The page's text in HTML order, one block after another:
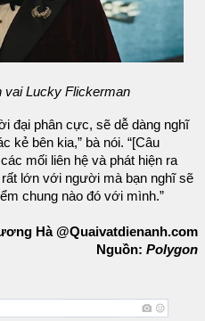
vai Lucky Flickerman
đại phân cực, sẽ dễ dàng nghĩ
kẻ bên kia,” bà nói. “[Câu
mối liên hệ và phát hiện ra
lớn với người mà bạn nghĩ sẽ
chung nào đó với mình.”
Hà @Quaivatdienanh.com
Nguồn: Polygon